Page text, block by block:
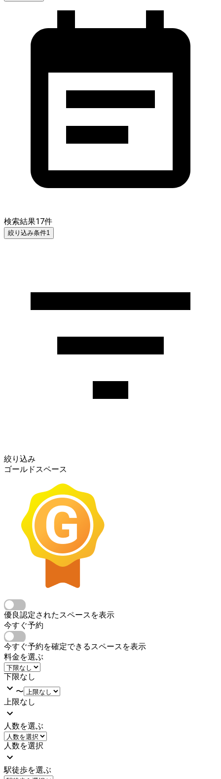
検索結果17件
絞り込み条件1
絞り込み
ゴールドスペース
優良認定されたスペースを表示
今すぐ予約
今すぐ予約を確定できるスペースを表示
料金を選ぶ
下限なし
〜
上限なし
人数を選ぶ
人数を選択
駅徒歩を選ぶ